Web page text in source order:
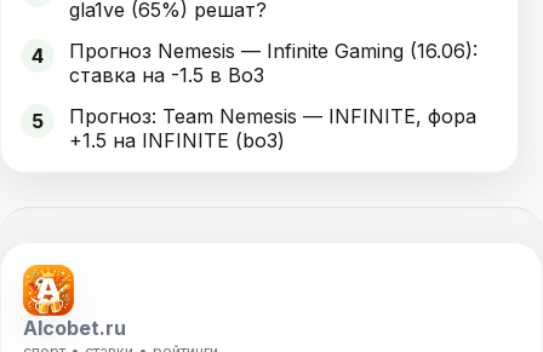
gla1ve (65%) решат?
4
Прогноз Nemesis — Infinite Gaming (16.06):
ставка на -1.5 в Bo3
5
Прогноз: Team Nemesis — INFINITE, фора
+1.5 на INFINITE (bo3)
Alcobet.ru